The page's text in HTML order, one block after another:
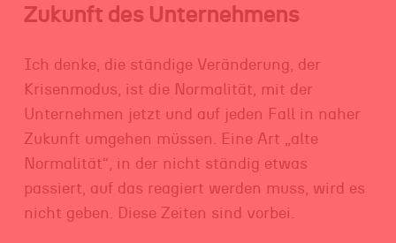
Zukunft des Unternehmens
Ich denke, die ständige Veränderung, der
Krisenmodus, ist die Normalität, mit der
Unternehmen jetzt und auf jeden Fall in naher
Zukunft umgehen müssen. Eine Art „alte
Normalität“, in der nicht ständig etwas
passiert, auf das reagiert werden muss, wird es
nicht geben. Diese Zeiten sind vorbei.